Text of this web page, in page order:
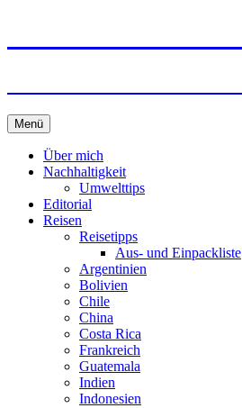
Menü Springe
zum
Inhalt
Über mich
Nachhaltigkeit
Umwelttips
Editorial
Reisen
Reisetipps
Aus- und Einpackliste
Argentinien
Bolivien
Chile
China
Costa Rica
Frankreich
Guatemala
Indien
Indonesien